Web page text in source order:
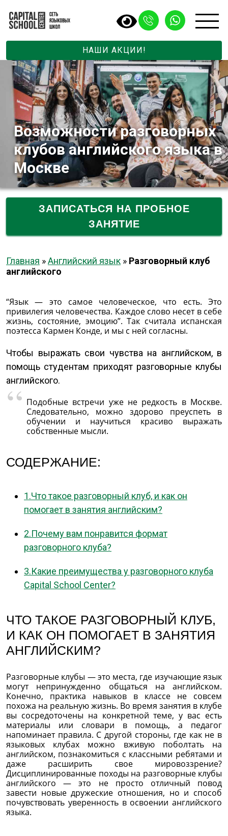
НАШИ АКЦИИ!
Возможности разговорных
клубов английского языка в
Москве
ЗАПИСАТЬСЯ НА ПРОБНОЕ
ЗАНЯТИЕ
Главная »Английский язык » Разговорный клуб
английского
“Язык — это самое человеческое, что есть. Это
привилегия человечества. Каждое слово несет в себе
жизнь, состояние, эмоцию”. Так считала испанская
поэтесса Кармен Конде, и мы с ней согласны.
Чтобы выражать свои чувства на английском, в
помощь студентам приходят разговорные клубы
английского.
Подобные встречи уже не редкость в Москве.
Следовательно, можно здорово преуспеть в
обучении и научиться красиво выражать
собственные мысли.
СОДЕРЖАНИЕ:
1.Что такое разговорный клуб, и как он
помогает в занятия английским?
2.Почему вам понравится формат
разговорного клуба?
3.Какие преимущества у разговорного клуба
Capital School Center?
ЧТО ТАКОЕ РАЗГОВОРНЫЙ КЛУБ,
И КАК ОН ПОМОГАЕТ В ЗАНЯТИЯ
АНГЛИЙСКИМ?
Разговорные клубы — это места, где изучающие язык
могут непринужденно общаться на английском.
Конечно, практика навыков в классе не совсем
похожа на реальную жизнь. Во время занятия в клубе
вы сосредоточены на конкретной теме, у вас есть
материалы или словари в помощь, а педагог
напоминает правила. С другой стороны, где как не в
языковых клубах можно вживую поболтать на
английском, познакомиться с классными ребятами и
даже расширить свое мировоззрение?
Дисциплинированные походы на разговорные клубы
английского — это не просто отличный повод
завести новые дружеские отношения, но и способ
почувствовать уверенность в освоении английского
языка.